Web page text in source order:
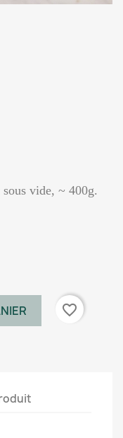
vide, ~ 400g.
favorite_border